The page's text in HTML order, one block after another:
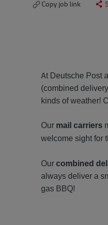
Copy job link
At Deutsche Post
(combined
kinds of weather!
Our mail carriers
welcome sight for
Our combined
always deliver a
gas BBQ!